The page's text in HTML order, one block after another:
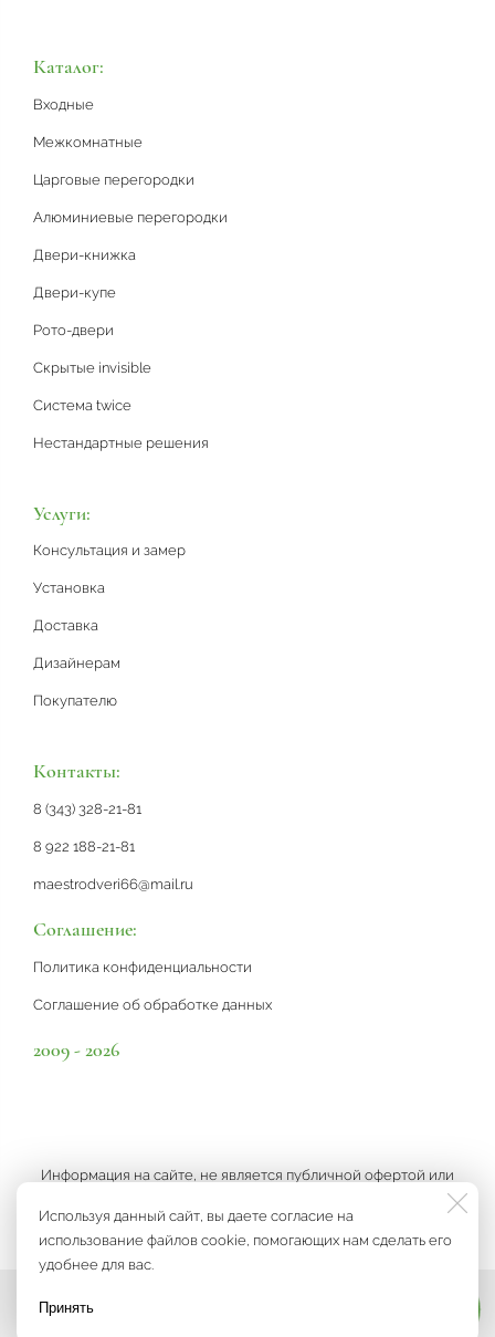
Используя данный сайт, вы даете согласие на
использование файлов cookie, помогающих нам сделать его
удобнее для вас.
Принять
Каталог:
Входные
Межкомнатные
Царговые перегородки
Алюминиевые перегородки
Двери-книжка
Двери-купе
Рото-двери
Скрытые invisible
Система twice
Нестандартные решения
Услуги:
Консультация и замер
Установка
Доставка
Дизайнерам
Покупателю
Контакты:
8 (343) 328-21-81
8 922 188-21-81
maestrodveri66@mail.ru
Соглашение:
Политика конфиденциальности
Соглашение об обработке данных
2009 - 2026
Информация на сайте, не является публичной офертой или
рекламой, а носит информационный характер и может быть
изменена по усмотрению компании.